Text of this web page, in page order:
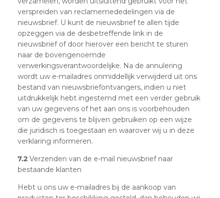
verspreiden van reclamemededelingen via de
nieuwsbrief. U kunt de nieuwsbrief te allen tijde
opzeggen via de desbetreffende link in de
nieuwsbrief of door hierover een bericht te sturen
naar de bovengenoemde
verwerkingsverantwoordelijke. Na de annulering
wordt uw e-mailadres onmiddellijk verwijderd uit ons
bestand van nieuwsbriefontvangers, indien u niet
uitdrukkelijk hebt ingestemd met een verder gebruik
van uw gegevens of het aan ons is voorbehouden
om de gegevens te blijven gebruiken op een wijze
die juridisch is toegestaan en waarover wij u in deze
verklaring informeren.
7.2 Verzenden van de e-mail nieuwsbrief naar
bestaande klanten
Hebt u ons uw e-mailadres bij de aankoop van